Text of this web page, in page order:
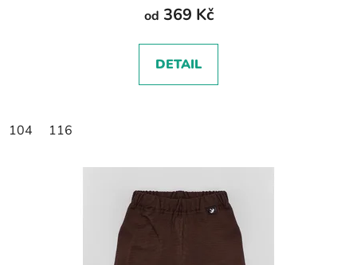
od 369 Kč
DETAIL
104 116